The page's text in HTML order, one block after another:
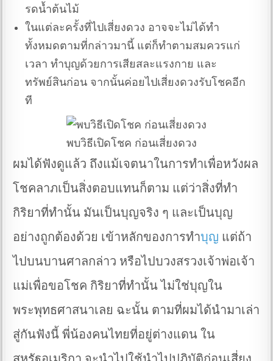
รดน้ำต้นไม้
ในแต่ละครั้งที่ไปเสี่ยงดวง อาจจะไม่ได้ทำ
ทั้งหมดตามที่กล่าวมานี้ แต่ก็ทำตามสมควรแก่
เวลา ทำบุญด้วยการเสียสละแรงกาย และ
ทรัพย์สินก่อน จากนั้นค่อยไปเสี่ยงดวงรับโชคอีก
ที
พบวิธีเปิดโชค ก่อนเสี่ยงดวง
ผมได้ฟังดูแล้ว ถึงแม้เจตนาในการทำเพื่อหวังผล
โชคลาภเป็นสิ่งตอบแทนก็ตาม แต่ว่าสิ่งที่ทำ
กิริยาที่ทำนั้น มันเป็นบุญจริง ๆ และเป็นบุญ
อย่างถูกต้องด้วย เข้าหลักของการทำบุญ แต่ถ้า
ไปบนบานศาลกล่าว หรือไปบวงสรวงเจ้าพ่อเจ้า
แม่เพื่อขอโชค กิริยาที่ทำนั้น ไม่ใช่บุญใน
พระพุทธศาสนาเลย ฉะนั้น ตามที่ผมได้นำมาเล่า
สู่กันฟังนี้ พี่น้องคนไทยที่อยู่ต่างแดน ใน